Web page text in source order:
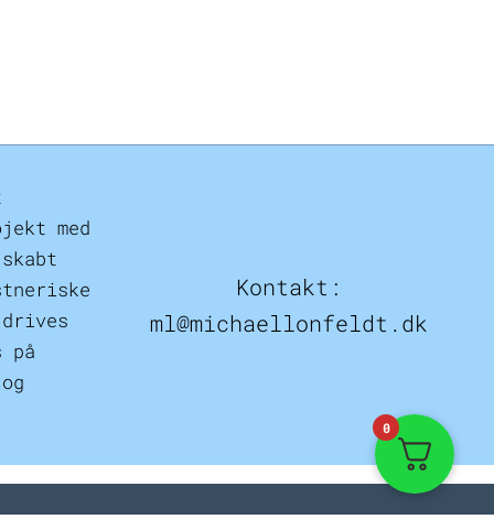
med
på
Kontakt:
ml@michaellonfeldt.dk
0